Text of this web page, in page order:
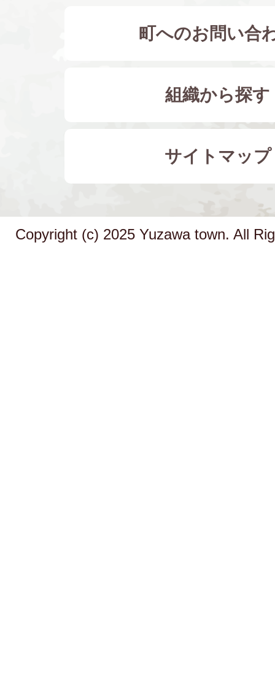
町へのお問い合
組織から探す
サイトマップ
Copyright (c) 2025 Yuzawa town. All